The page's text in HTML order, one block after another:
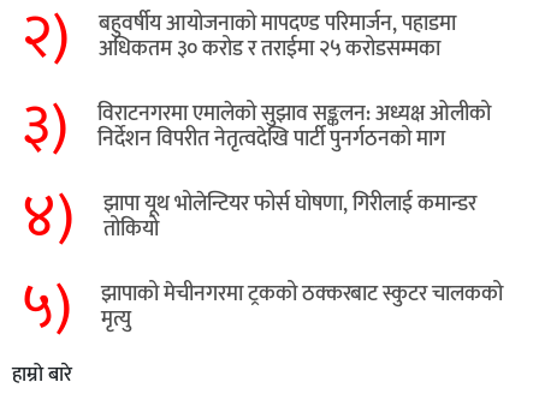
२) बहुवर्षीय आयोजनाको मापदण्ड परिमार्जन, पहाडमा
अधिकतम ३० करोड र तराईमा २५ करोडसम्मका
३) विराटनगरमा एमालेको सुझाव सङ्कलन: अध्यक्ष ओलीको
निर्देशन विपरीत नेतृत्वदेखि पार्टी पुनर्गठनको माग
४) झापा यूथ भोलेन्टियर फोर्स घोषणा, गिरीलाई कमान्डर
तोकियो
५) ​झापाको मेचीनगरमा ट्रकको ठक्करबाट स्कुटर चालकको
मृत्यु
हाम्रो बारे